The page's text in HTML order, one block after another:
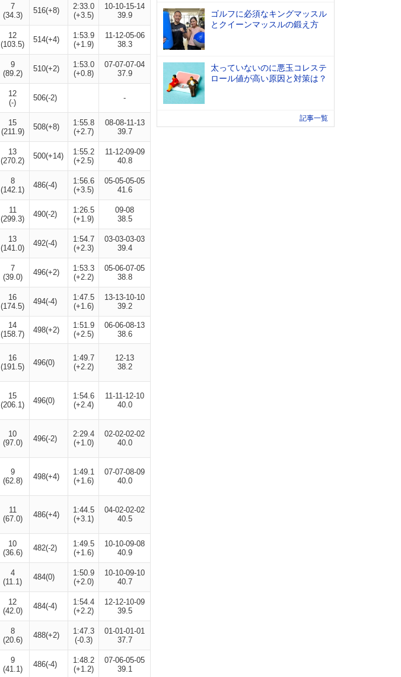
7
(34.3)
516(+8)
2:33.0
(+3.5)
10-10-15-14
39.9
12
(103.5)
514(+4)
1:53.9
(+1.9)
11-12-05-06
38.3
9
(89.2)
510(+2)
1:53.0
(+0.8)
07-07-07-04
37.9
12
(-)
506(-2) -
15
(211.9)
508(+8)
1:55.8
(+2.7)
08-08-11-13
39.7
13
(270.2)
500(+14)
1:55.2
(+2.5)
11-12-09-09
40.8
8
(142.1)
486(-4)
1:56.6
(+3.5)
05-05-05-05
41.6
11
(299.3)
490(-2)
1:26.5
(+1.9)
09-08
38.5
13
(141.0)
492(-4)
1:54.7
(+2.3)
03-03-03-03
39.4
7
(39.0)
496(+2)
1:53.3
(+2.2)
05-06-07-05
38.8
16
(174.5)
494(-4)
1:47.5
(+1.6)
13-13-10-10
39.2
14
(158.7)
498(+2)
1:51.9
(+2.5)
06-06-08-13
38.6
16
(191.5)
496(0)
1:49.7
(+2.2)
12-13
38.2
15
(206.1)
496(0)
1:54.6
(+2.4)
11-11-12-10
40.0
10
(97.0)
496(-2)
2:29.4
(+1.0)
02-02-02-02
40.0
9
(62.8)
498(+4)
1:49.1
(+1.6)
07-07-08-09
40.0
11
(67.0)
486(+4)
1:44.5
(+3.1)
04-02-02-02
40.5
10
(36.6)
482(-2)
1:49.5
(+1.6)
10-10-09-08
40.9
4
(11.1)
484(0)
1:50.9
(+2.0)
10-10-09-10
40.7
12
(42.0)
484(-4)
1:54.4
(+2.2)
12-12-10-09
39.5
8
(20.6)
488(+2)
1:47.3
(-0.3)
01-01-01-01
37.7
9
(41.1)
486(-4)
1:48.2
(+1.2)
07-06-05-05
39.1
ゴルフに必須なキングマッスル
とクイーンマッスルの鍛え方
太っていないのに悪玉コレステ
ロール値が高い原因と対策は？
記事一覧